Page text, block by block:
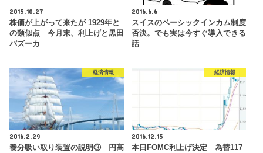
2015.10.27
株価が上がって来たが 1929年と
の類似点 今月末、利上げと黒田
バズーカ
2016.6.6
スイスのベーシックインカム制度
否決。でも実は今すぐ導入できる
話
経済情報
2016.2.29
養分吸い取り装置の説明③ 円高
経済情報
2016.12.15
本日FOMC利上げ決定 為替117